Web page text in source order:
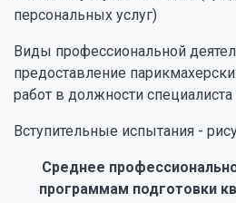
персональных услуг)
Виды профессиональной
предоставление
работ в должности
Вступительные испытания -
Среднее
программам подготовки